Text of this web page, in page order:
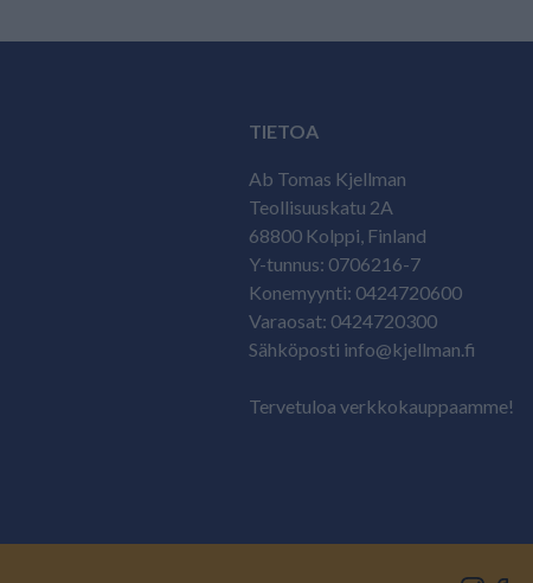
TIETOA
Ab Tomas Kjellman
Teollisuuskatu 2A
68800 Kolppi, Finland
Y-tunnus: 0706216-7
Konemyynti: 0424720600
Varaosat: 0424720300
Sähköposti info@kjellman.fi
Tervetuloa verkkokauppaamme!